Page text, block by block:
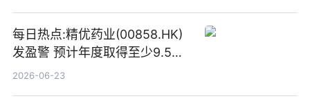
每日热点:精优药业(00858.HK)
发盈警 预计年度取得至少9.5亿
港元的亏损 同比盈转亏
2026-06-23